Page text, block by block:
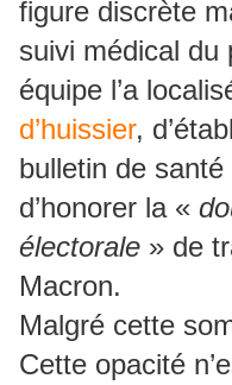
figure discrète
suivi médical du
équipe l’a
d’huissier,
bulletin de
d’honorer la «
électorale » de
Macron.
Malgré cette
Cette opacité